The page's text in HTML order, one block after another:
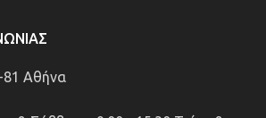
81 Αθήνα